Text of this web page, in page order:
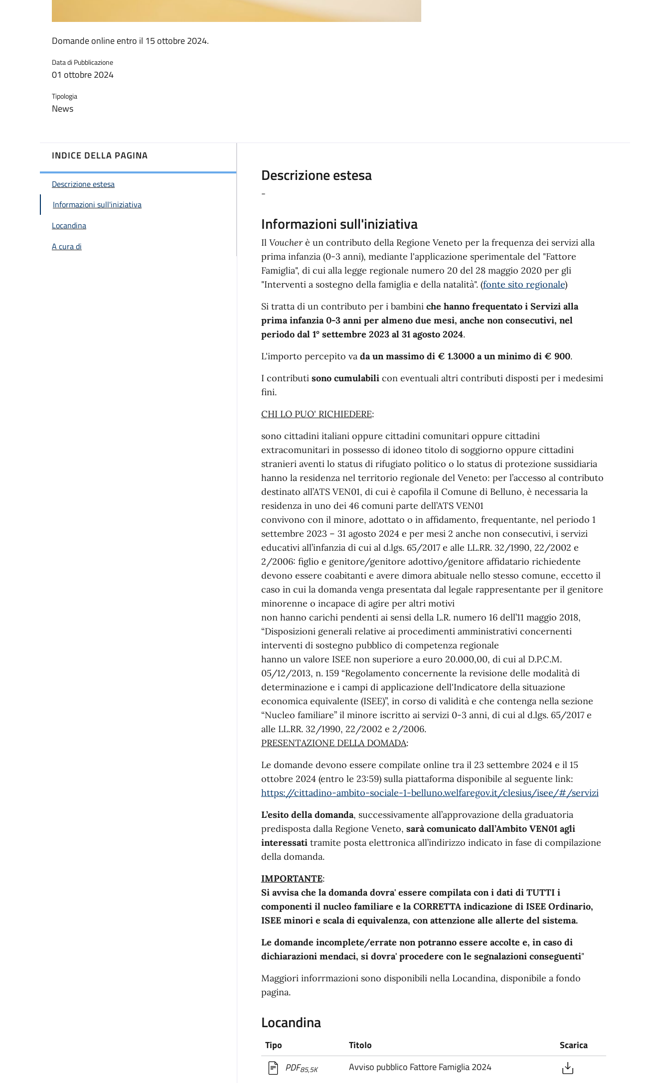
Domande online entro il 15 ottobre 2024.
Data di Pubblicazione
01 ottobre 2024
Tipologia
News
INDICE DELLA PAGINA
Descrizione estesa
Informazioni sull'iniziativa
Locandina
A cura di
Descrizione estesa
-
Informazioni sull'iniziativa
Il Voucherè un contributo della Regione Veneto per la frequenza dei servizi alla
prima infanzia (0-3 anni), mediante l'applicazione sperimentale del "Fattore
Famiglia", di cui alla legge regionale numero 20 del 28 maggio 2020 per gli
"Interventi a sostegno della famiglia e della natalità". (fonte sito regionale)
Si tratta di un contributo per i bambini che hanno frequentato i Servizi alla
prima infanzia 0-3 anni per almeno due mesi, anche non consecutivi, nel
periodo dal 1° settembre 2023 al 31 agosto 2024.
L'importo percepito va da un massimo di € 1.3000 a un minimo di € 900.
I contributi sono cumulabilicon eventuali altri contributi disposti per i medesimi
fini.
CHI LO PUO' RICHIEDERE:
sono cittadini italiani oppure cittadini comunitari oppure cittadini
extracomunitari in possesso di idoneo titolo di soggiorno oppure cittadini
stranieri aventi lo status di rifugiato politico o lo status di protezione sussidiaria
hanno la residenza nel territorio regionale del Veneto: per l’accesso al contributo
destinato all’ATS VEN01, di cui è capofila il Comune di Belluno, è necessaria la
residenza in uno dei 46 comuni parte dell’ATS VEN01
convivono con il minore, adottato o in affidamento, frequentante, nel periodo 1
settembre 2023 – 31 agosto 2024 e per mesi 2 anche non consecutivi, i servizi
educativi all’infanzia di cui al d.lgs. 65/2017 e alle LL.RR. 32/1990, 22/2002 e
2/2006: figlio e genitore/genitore adottivo/genitore affidatario richiedente
devono essere coabitanti e avere dimora abituale nello stesso comune, eccetto il
caso in cui la domanda venga presentata dal legale rappresentante per il genitore
minorenne o incapace di agire per altri motivi
non hanno carichi pendenti ai sensi della L.R. numero 16 dell’11 maggio 2018,
“Disposizioni generali relative ai procedimenti amministrativi concernenti
interventi di sostegno pubblico di competenza regionale
hanno un valore ISEE non superiore a euro 20.000,00, di cui al D.P.C.M.
05/12/2013, n. 159 “Regolamento concernente la revisione delle modalità di
determinazione e i campi di applicazione dell'Indicatore della situazione
economica equivalente (ISEE)”, in corso di validità e che contenga nella sezione
“Nucleo familiare” il minore iscritto ai servizi 0-3 anni, di cui al d.lgs. 65/2017 e
alle LL.RR. 32/1990, 22/2002 e 2/2006.
PRESENTAZIONE DELLA DOMADA:
Le domande devono essere compilate online tra il 23 settembre 2024 e il 15
ottobre 2024 (entro le 23:59) sulla piattaforma disponibile al seguente link:
https://cittadino-ambito-sociale-1-belluno.welfaregov.it/clesius/isee/#/servizi
L’esito della domanda, successivamente all’approvazione della graduatoria
predisposta dalla Regione Veneto, sarà comunicato dall’Ambito VEN01 agli
interessatitramite posta elettronica all’indirizzo indicato in fase di compilazione
della domanda.
IMPORTANTE:
Si avvisa che la domanda dovra' essere compilata con i dati di TUTTI i
componenti il nucleo familiare e la CORRETTA indicazione di ISEE Ordinario,
ISEE minori e scala di equivalenza, con attenzione alle allerte del sistema.
Le domande incomplete/errate non potranno essere accolte e, in caso di
dichiarazioni mendaci, si dovra' procedere con le segnalazioni conseguenti"
Maggiori inforrmazioni sono disponibili nella Locandina, disponibile a fondo
pagina.
Locandina
Tipo Titolo
Scarica
PDF85,5K Avviso pubblico Fattore Famiglia 2024